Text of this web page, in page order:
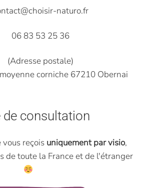
naturo.fr
06 83 53 25 36
(Adresse postale)
corniche 67210 Obernai
de consultation
reçois uniquement par visio,
de toute la France et de l'étranger